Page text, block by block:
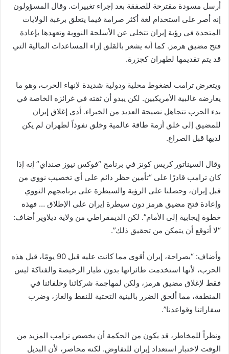
أرسل مسودة مقترحة للصفقة بعد إجراء تغييرات. وقال المسؤولون
إنه أصر على استخدام لغة أكثر صرامة فيما يتعلق برغبة الولايات
المتحدة في رؤية إيران تتخلى عن الأسلحة النووية وتعهدها بإعادة
فتح مضيق هرمز. كما أنه يشعر بالقلق إزاء المساعدات المالية التي
قد يتم تقديمها لطهران كجزرة.
ويتعرض ترامب لضغوط محلية ودولية شديدة لإنهاء الحرب، وهو ما
يعارضه غالبية الأمريكيين. لكن يبدو أن ثقته في غرائزه الخاصة في
بدء الحرب تتجاهل نصيحة العديد من الخبراء. أدى إغلاق إيران
للمضيق إلى خلق أزمة طاقة عالمية وخلق نفوذاً لطهران لم يكن
لديها قبل الصراع.
وقال السيناتور كريس كونز في برنامج “فوكس نيوز صنداي” إنه إذا
كان ترامب قادرًا على “تأمين حظر دائم على أي تخصيب نووي من
قبل إيران، وحصلنا على الرؤية والسيطرة على برنامجهم النووي
وإعادة فتح مضيق هرمز دون سيطرة إيران على الإطلاق … فهذه
خطوة إيجابية إلى الأمام”. لكن الديمقراطي من ولاية ديلاوير أضاف:
“لا أتوقع أن يتمكن من تحقيق ذلك”.
وأضاف: “بصراحة، إيران أقوى مما كانت عليه قبل 90 يومًا، قبل هذه
الحرب، لأنها استخدمت طائراتها بدون طيار الرخيصة والفتاكة ليس
فقط لإغلاق مضيق هرمز، ولكن لمهاجمة شركائنا وحلفائنا في
المنطقة، مما ألحق الضرر بالبنية التحتية للنفط والغاز، وضرب
سفاراتنا وقواعدنا”.
ونظراً للمخاطر، قد يكون من الحكمة أن يخصص ترامب المزيد من
الوقت لاختبار استعداد إيران للتفاوض. لكنه محاصر، لأن البديل